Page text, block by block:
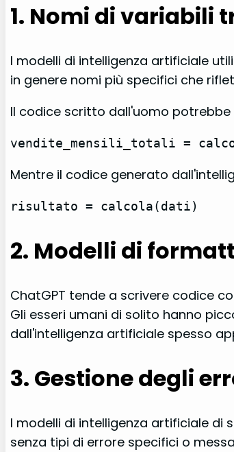
1. Nomi di variabili
I modelli di intelligenza artificiale
in genere nomi più specifici che
Il codice scritto dall'uomo potrebbe
vendite_mensili_totali =
Mentre il codice generato
risultato = calcola(dati)
2. Modelli di
ChatGPT tende a scrivere codice
Gli esseri umani di solito hanno
dall'intelligenza artificiale spesso
3. Gestione degli
I modelli di intelligenza artificiale di
senza tipi di errore specifici o